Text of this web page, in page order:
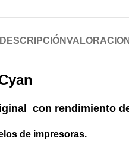
DESCRIPCIÓN
con rendimiento
de impresoras.